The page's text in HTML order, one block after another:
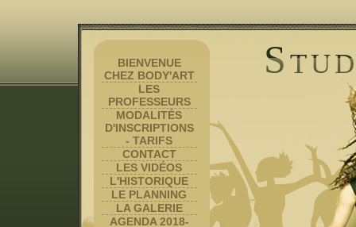
BIENVENUE
CHEZ BODY'ART
LES
PROFESSEURS
MODALITÉS
D'INSCRIPTIONS
- TARIFS
CONTACT
LES VIDÉOS
L'HISTORIQUE
LE PLANNING
LA GALERIE
AGENDA 2018-